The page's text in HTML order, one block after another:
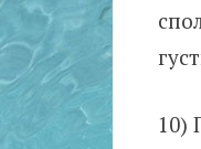
10)